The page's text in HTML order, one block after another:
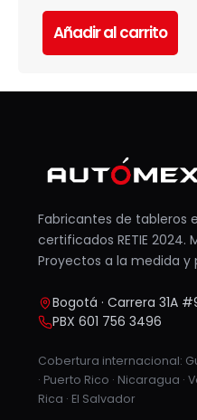
Añadir al carrito
Fabricantes de tableros
certificados RETIE 2024.
Proyectos a la medida y
Bogotá · Carrera 31A
PBX 601 756 3496
Cobertura internacional:
· Puerto Rico · Nicaragua ·
Rica · El Salvador